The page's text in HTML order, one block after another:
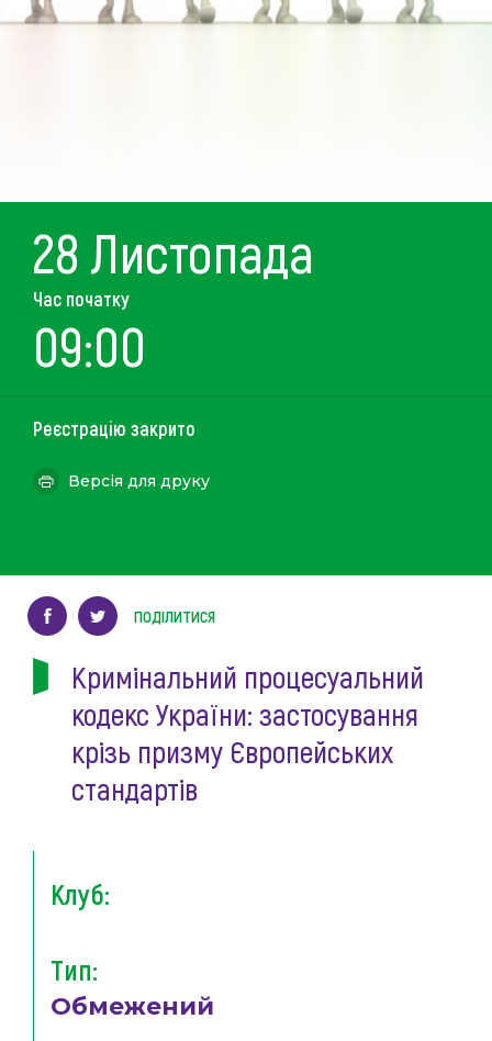
Кримінальний процесуальний
кодекс України: застосування
крізь призму Європейських
стандартів
Клуб:
Тип:
Обмежений
28 Листопада
Час початку
09:00
Реєстрацію закрито
Версія для друку
ПОДІЛИТИСЯ